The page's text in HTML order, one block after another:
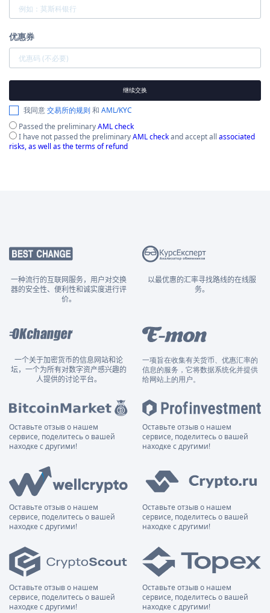
优惠券
继续交换
我同意交易所的规则和 AML/KYC
Passed the preliminaryAML check
I have not passed the preliminaryAML checkand accept all associated
risks, as well as the terms of refund
一种流行的互联网服务，用户对交换
器的安全性、便利性和诚实度进行评
价。
以最优惠的汇率寻找路线的在线服
务。
一个关于加密货币的信息网站和论
坛，一个为所有对数字资产感兴趣的
人提供的讨论平台。
一项旨在收集有关货币、优惠汇率的
信息的服务，它将数据系统化并提供
给网站上的用户。
Оставьте отзыв о нашем
сервисе, поделитесь о вашей
находке с другими!
Оставьте отзыв о нашем
сервисе, поделитесь о вашей
находке с другими!
Оставьте отзыв о нашем
сервисе, поделитесь о вашей
находке с другими!
Оставьте отзыв о нашем
сервисе, поделитесь о вашей
находке с другими!
Оставьте отзыв о нашем
сервисе, поделитесь о вашей
находке с другими!
Оставьте отзыв о нашем
сервисе, поделитесь о вашей
находке с другими!